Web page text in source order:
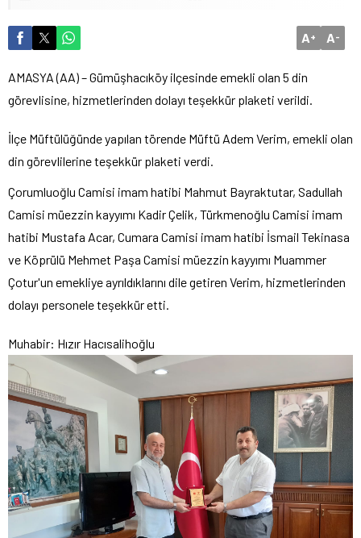
A+ A-
AMASYA (AA) – Gümüşhacıköy ilçesinde emekli olan 5 din
görevlisine, hizmetlerinden dolayı teşekkür plaketi verildi.
İlçe Müftülüğünde yapılan törende Müftü Adem Verim, emekli olan
din görevlilerine teşekkür plaketi verdi.
Çorumluoğlu Camisi imam hatibi Mahmut Bayraktutar, Sadullah
Camisi müezzin kayyımı Kadir Çelik, Türkmenoğlu Camisi imam
hatibi Mustafa Acar, Cumara Camisi imam hatibi İsmail Tekinasa
ve Köprülü Mehmet Paşa Camisi müezzin kayyımı Muammer
Çotur'un emekliye ayrıldıklarını dile getiren Verim, hizmetlerinden
dolayı personele teşekkür etti.
Muhabir: Hızır Hacısalihoğlu